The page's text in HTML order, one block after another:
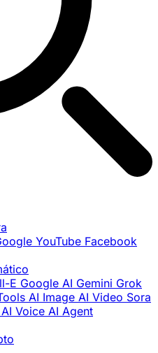
YouTube Facebook
E Google AI Gemini Grok
AI Image AI Video Sora
AI Voice AI Agent